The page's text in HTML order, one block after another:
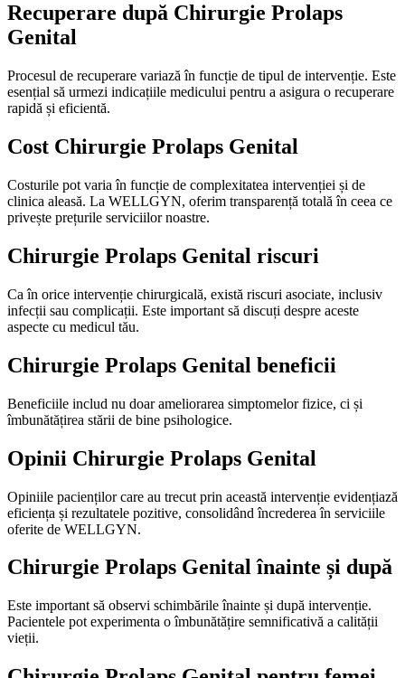
Recuperare după Chirurgie Prolaps
Genital
Procesul de recuperare variază în funcție de tipul de intervenție. Este
esențial să urmezi indicațiile medicului pentru a asigura o recuperare
rapidă și eficientă.
Cost Chirurgie Prolaps Genital
Costurile pot varia în funcție de complexitatea intervenției și de
clinica aleasă. La WELLGYN, oferim transparență totală în ceea ce
privește prețurile serviciilor noastre.
Chirurgie Prolaps Genital riscuri
Ca în orice intervenție chirurgicală, există riscuri asociate, inclusiv
infecții sau complicații. Este important să discuți despre aceste
aspecte cu medicul tău.
Chirurgie Prolaps Genital beneficii
Beneficiile includ nu doar ameliorarea simptomelor fizice, ci și
îmbunătățirea stării de bine psihologice.
Opinii Chirurgie Prolaps Genital
Opiniile pacienților care au trecut prin această intervenție evidențiază
eficiența și rezultatele pozitive, consolidând încrederea în serviciile
oferite de WELLGYN.
Chirurgie Prolaps Genital înainte și după
Este important să observi schimbările înainte și după intervenție.
Pacientele pot experimenta o îmbunătățire semnificativă a calității
vieții.